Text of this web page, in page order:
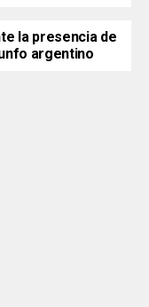
la presencia de
argentino